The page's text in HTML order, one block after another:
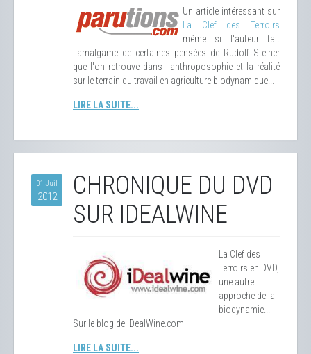
Un article intéressant sur
La Clef des Terroirs
même si l'auteur fait
l'amalgame de certaines pensées de Rudolf Steiner
que l'on retrouve dans l'anthroposophie et la réalité
sur le terrain du travail en agriculture biodynamique...
LIRE LA SUITE...
01 Juil
2012
CHRONIQUE DU DVD
SUR IDEALWINE
La Clef des
Terroirs en DVD,
une autre
approche de la
biodynamie...
Sur le blog de iDealWine.com
LIRE LA SUITE...